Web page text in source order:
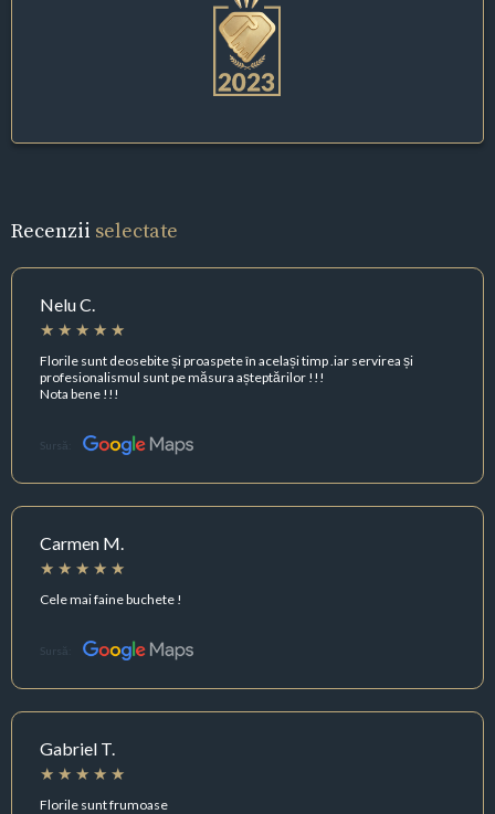
Recenzii selectate
Nelu C.
Florile sunt deosebite și proaspete în același timp .iar servirea și
profesionalismul sunt pe măsura așteptărilor !!!
Nota bene !!!
Sursă:
Carmen M.
Cele mai faine buchete !
Sursă:
Gabriel T.
Florile sunt frumoase